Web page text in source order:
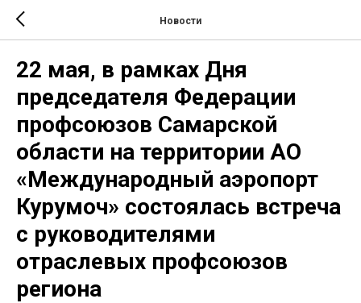
Новости
22 мая, в рамках Дня
председателя Федерации
профсоюзов Самарской
области на территории АО
«Международный аэропорт
Курумоч» состоялась встреча
с руководителями
отраслевых профсоюзов
региона